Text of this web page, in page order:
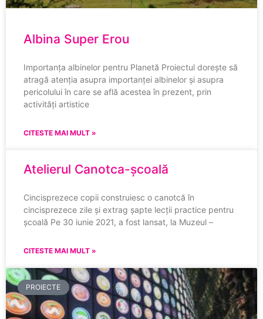
Albina Super Erou
Importanța albinelor pentru Planetă Proiectul dorește să
atragă atenția asupra importanței albinelor și asupra
pericolului în care se află acestea în prezent, prin
activități artistice
CITESTE MAI MULT »
Atelierul Canotca-școală
Cincisprezece copii construiesc o canotcă în
cincisprezece zile și extrag șapte lecții practice pentru
școală Pe 30 iunie 2021, a fost lansat, la Muzeul –
CITESTE MAI MULT »
PROIECTE